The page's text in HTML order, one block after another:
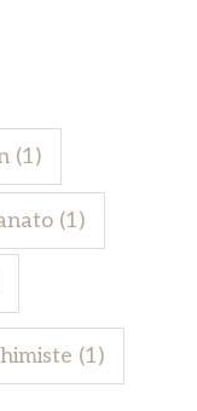
(1)
(1)
(1)